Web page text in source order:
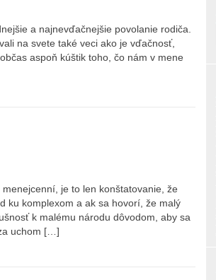
a najnevďačnejšie povolanie rodiča.
na svete také veci ako je vďačnosť,
aspoň kúštik toho, čo nám v mene
je to len konštatovanie, že
ku komplexom a ak sa hovorí, že malý
k malému národu dôvodom, aby sa
uchom […]